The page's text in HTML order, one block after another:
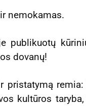
nemokamas.
publikuotų
dovanų!
pristatymą remia:
kultūros taryba,